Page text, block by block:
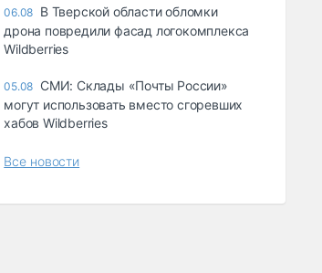
06.08 В Тверской области обломки
дрона повредили фасад логокомплекса
Wildberries
05.08 СМИ: Склады «Почты России»
могут использовать вместо сгоревших
хабов Wildberries
Все новости